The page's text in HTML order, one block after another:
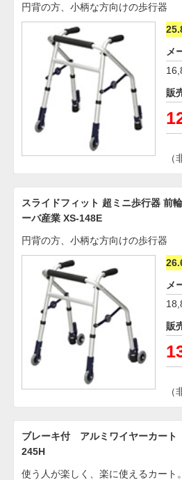
円背の方、小柄な方向けの歩行器
メ
販
（
スライドフィット 超ミニ歩行器 前
ーバ産業 XS-148E
円背の方、小柄な方向けの歩行器
メ
販
（
ブレーキ付 アルミワイヤーカート
245H
使う人が楽しく、楽に使えるカート